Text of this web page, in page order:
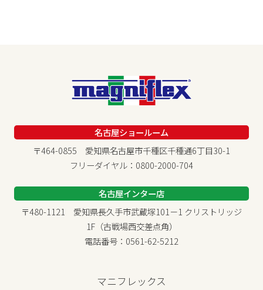
名古屋ショールーム
〒464-0855 愛知県名古屋市千種区千種通6丁目30-1
フリーダイヤル：0800-2000-704
名古屋インター店
〒480-1121 愛知県長久手市武蔵塚101－1 クリストリッジ
1F（古戦場西交差点角）
電話番号：0561-62-5212
マニフレックス